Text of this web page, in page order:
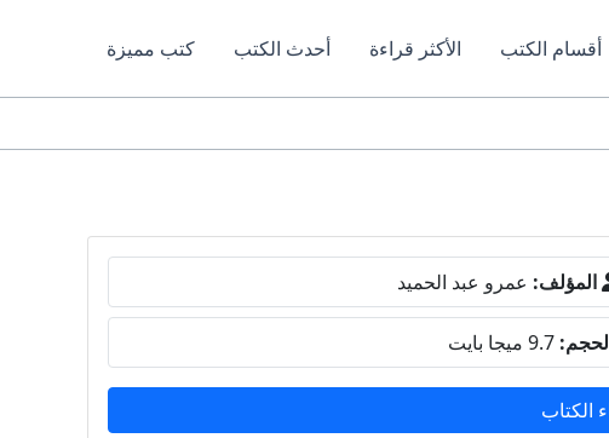
أقسام الكتب الأكثر قراءة أحدث الكتب كتب مميزة
المؤلف: عمرو عبد الحميد
الكتاب